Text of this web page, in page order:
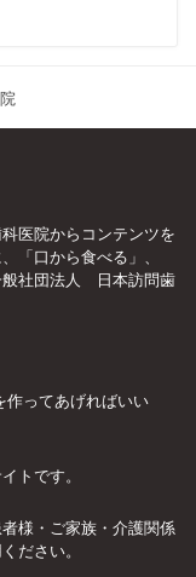
医院からコンテンツを
「口から食べる」、
般社団法人 日本訪問歯
作ってあげればいい
トです。
様・ご家族・介護関係
ださい。